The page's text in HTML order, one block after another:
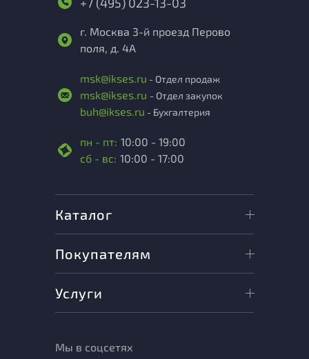
г. Москва 3-й проезд Перово
поля, д. 4А
msk@ikses.ru - Отдел продаж
msk@ikses.ru - Отдел закупок
buh@ikses.ru - Бухгалтерия
пн - пт: 10:00 - 19:00
сб - вс: 10:00 - 17:00
Каталог
Покупателям
Услуги
Мы в соцсетях